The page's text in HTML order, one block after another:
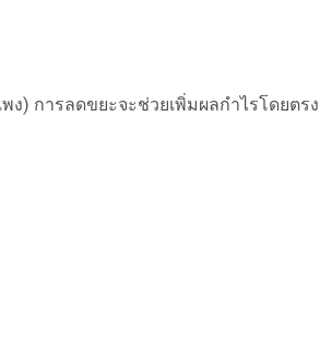
ง) การลดขยะจะช่วยเพิ่มผลกำไรโดยตรง